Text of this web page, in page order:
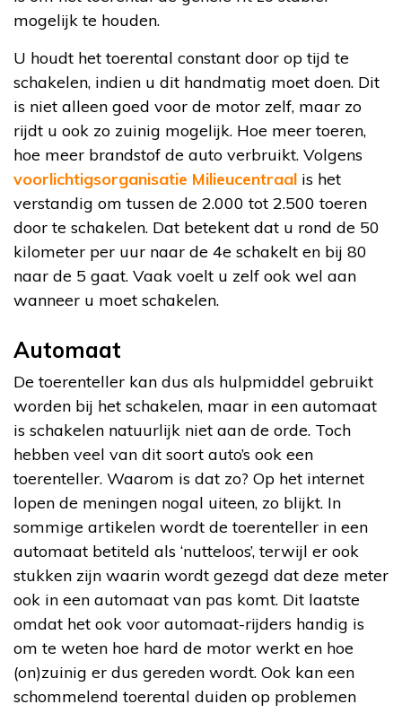
mogelijk te houden.
U houdt het toerental constant door op tijd te
schakelen, indien u dit handmatig moet doen. Dit
is niet alleen goed voor de motor zelf, maar zo
rijdt u ook zo zuinig mogelijk. Hoe meer toeren,
hoe meer brandstof de auto verbruikt. Volgens
voorlichtigsorganisatie Milieucentraal is het
verstandig om tussen de 2.000 tot 2.500 toeren
door te schakelen. Dat betekent dat u rond de 50
kilometer per uur naar de 4e schakelt en bij 80
naar de 5 gaat. Vaak voelt u zelf ook wel aan
wanneer u moet schakelen.
Automaat
De toerenteller kan dus als hulpmiddel gebruikt
worden bij het schakelen, maar in een automaat
is schakelen natuurlijk niet aan de orde. Toch
hebben veel van dit soort auto’s ook een
toerenteller. Waarom is dat zo? Op het internet
lopen de meningen nogal uiteen, zo blijkt. In
sommige artikelen wordt de toerenteller in een
automaat betiteld als ‘nutteloos’, terwijl er ook
stukken zijn waarin wordt gezegd dat deze meter
ook in een automaat van pas komt. Dit laatste
omdat het ook voor automaat-rijders handig is
om te weten hoe hard de motor werkt en hoe
(on)zuinig er dus gereden wordt. Ook kan een
schommelend toerental duiden op problemen